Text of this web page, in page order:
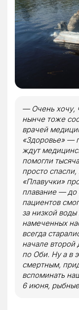
— Очень хочу,
нынче тоже
врачей
«Здоровье» —
ждут
помогли
просто
«Плавучки»
плавание — до
пациентов
за низкой
намеченных
всегда
начале
по Оби. Ну а в
смертным,
вспоминать
6 июня,